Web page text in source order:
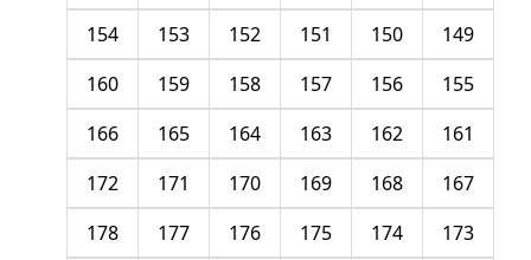
149
150
151
152
153
154
155
156
157
158
159
160
161
162
163
164
165
166
167
168
169
170
171
172
173
174
175
176
177
178